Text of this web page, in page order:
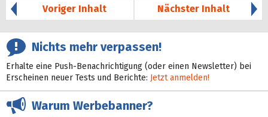
Voriger Inhalt
Nächster Inhalt
Nichts mehr verpassen!
Erhalte eine Push-Benachrichtigung (oder einen Newsletter) bei
Erscheinen neuer Tests und Berichte: Jetzt anmelden!
Warum Werbebanner?